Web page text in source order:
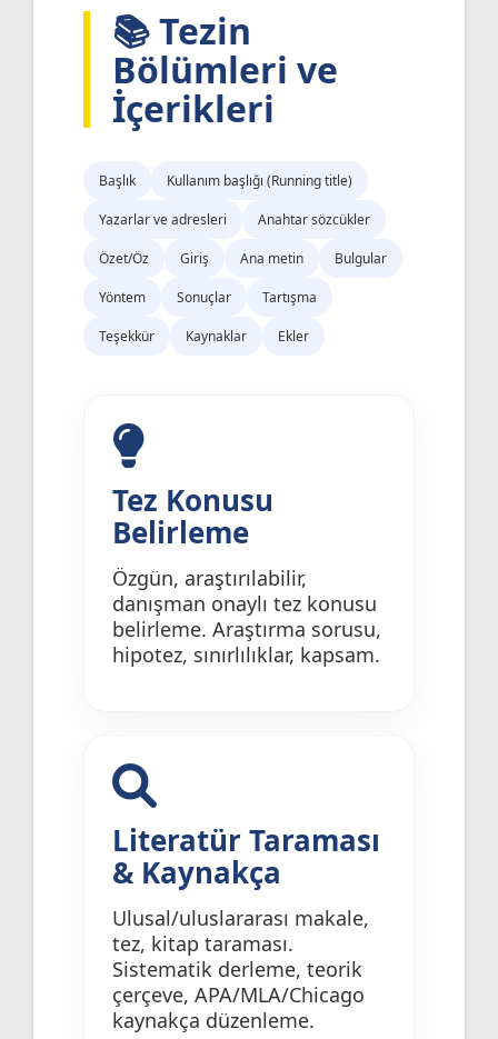
📚 Tezin
Bölümleri ve
İçerikleri
Başlık Kullanım başlığı (Running title)
Yazarlar ve adresleri Anahtar sözcükler
Özet/Öz Giriş Ana metin Bulgular
Yöntem Sonuçlar Tartışma
Teşekkür Kaynaklar Ekler
Tez Konusu
Belirleme
Özgün, araştırılabilir,
danışman onaylı tez konusu
belirleme. Araştırma sorusu,
hipotez, sınırlılıklar, kapsam.
Literatür Taraması
& Kaynakça
Ulusal/uluslararası makale,
tez, kitap taraması.
Sistematik derleme, teorik
çerçeve, APA/MLA/Chicago
kaynakça düzenleme.